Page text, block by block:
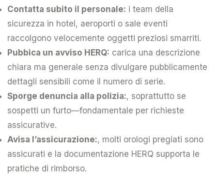
Contatta subito il personale: i team della
sicurezza in hotel, aeroporti o sale eventi
raccolgono velocemente oggetti preziosi smarriti.
Pubbica un avviso HERQ: carica una descrizione
chiara ma generale senza divulgare pubblicamente
dettagli sensibili come il numero di serie.
Sporge denuncia alla polizia:, soprattutto se
sospetti un furto—fondamentale per richieste
assicurative.
Avisa l’assicurazione:, molti orologi pregiati sono
assicurati e la documentazione HERQ supporta le
pratiche di rimborso.